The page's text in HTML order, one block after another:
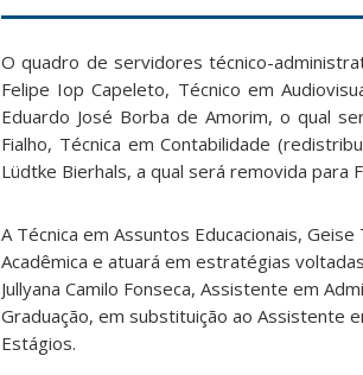
O quadro de servidores técnico-
Felipe Iop Capeleto, Técnico em
Eduardo José Borba de Amorim, o qual
Fialho, Técnica em Contabilidade
Lüdtke Bierhals, a qual será removida para
A Técnica em Assuntos Educacionais,
Acadêmica e atuará em estratégias
Jullyana Camilo Fonseca, Assistente em
Graduação, em substituição ao Assistente
Estágios.